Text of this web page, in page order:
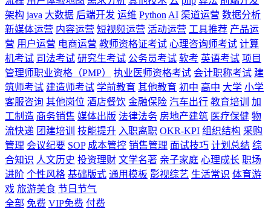
架构 java 大数据 后端开发 运维 Python AI 渠道运营 数据分析
新媒体运营 内容运营 短视频运营 活动运营 工具推荐 产品运
营 用户运营 电商运营 教师资格证考试 心理咨询师考试 计算
机考试 司法考试 研究生考试 公务员考试 软考 英语考试 项目
管理师职业资格（PMP）
执业医师资格考试 会计职称考试 建
筑师考试 建造师考试 学前教育 其他教育 初中 高中 大学 小学
客服咨询 其他岗位 酒店餐饮 金融保险 汽车出行 教育培训
加
工制造 商务销售 媒体出版 法律法务 房地产建筑 医疗保健 物
流快递 团建培训 技能提升 入职离职 OKR-KPI 组织结构 采购
管理 会议纪要 SOP 成本管控 销售管理 面试技巧 计划总结 综
合知识 人文历史 投资理财 文学名著 亲子家庭 心理成长 职场
进阶 个性风格 基础版式 通用模板 影视综艺 生活常识 体育游
戏 旅游美食 节日节气
全部 免费 VIP免费 付费